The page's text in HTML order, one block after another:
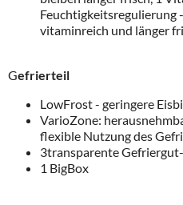
Feuchtigkeitsregulierung
vitaminreich und länger
Gefrierteil
LowFrost - geringere
VarioZone:
flexible Nutzung des
3transparente
1 BigBox